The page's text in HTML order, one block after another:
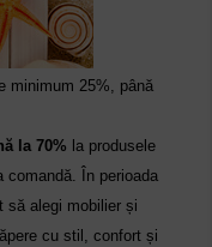
minimum 25%, până
la 70% la produsele
În perioada
să alegi mobilier și
cu stil, confort și